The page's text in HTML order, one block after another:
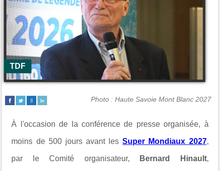
TDF
Photo : Haute Savoie Mont Blanc 2027
À l'occasion de la conférence de presse organisée, à
moins de 500 jours avant lesSuper Mondiaux 2027,
par le Comité organisateur, Bernard Hinault,